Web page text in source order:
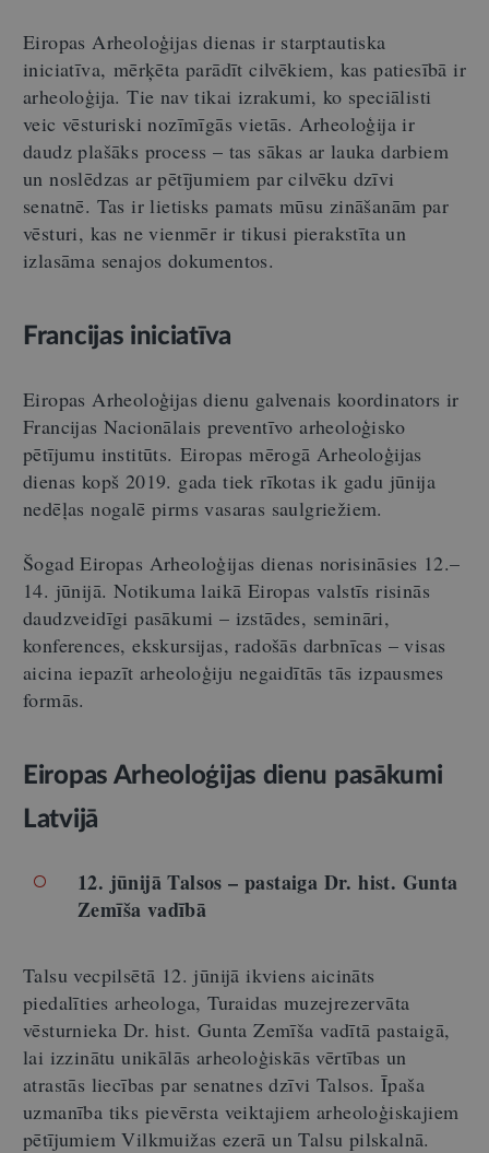
Eiropas Arheoloģijas dienas ir starptautiska
iniciatīva, mērķēta parādīt cilvēkiem, kas patiesībā ir
arheoloģija. Tie nav tikai izrakumi, ko speciālisti
veic vēsturiski nozīmīgās vietās. Arheoloģija ir
daudz plašāks process – tas sākas ar lauka darbiem
un noslēdzas ar pētījumiem par cilvēku dzīvi
senatnē. Tas ir lietisks pamats mūsu zināšanām par
vēsturi, kas ne vienmēr ir tikusi pierakstīta un
izlasāma senajos dokumentos.
Francijas iniciatīva
Eiropas Arheoloģijas dienu galvenais koordinators ir
Francijas Nacionālais preventīvo arheoloģisko
pētījumu institūts. Eiropas mērogā Arheoloģijas
dienas kopš 2019. gada tiek rīkotas ik gadu jūnija
nedēļas nogalē pirms vasaras saulgriežiem.
Šogad Eiropas Arheoloģijas dienas norisināsies 12.–
14. jūnijā. Notikuma laikā Eiropas valstīs risinās
daudzveidīgi pasākumi – izstādes, semināri,
konferences, ekskursijas, radošās darbnīcas – visas
aicina iepazīt arheoloģiju negaidītās tās izpausmes
formās.
Eiropas Arheoloģijas dienu pasākumi
Latvijā
12. jūnijā Talsos – pastaiga Dr. hist. Gunta
Zemīša vadībā
Talsu vecpilsētā 12. jūnijā ikviens aicināts
piedalīties arheologa, Turaidas muzejrezervāta
vēsturnieka Dr. hist. Gunta Zemīša vadītā pastaigā,
lai izzinātu unikālās arheoloģiskās vērtības un
atrastās liecības par senatnes dzīvi Talsos. Īpaša
uzmanība tiks pievērsta veiktajiem arheoloģiskajiem
pētījumiem Vilkmuižas ezerā un Talsu pilskalnā.